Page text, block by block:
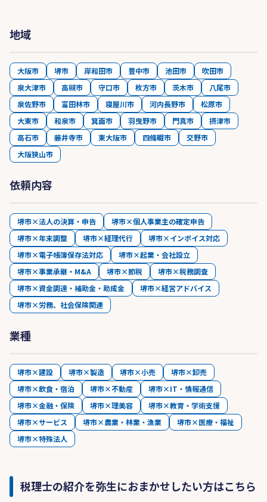
地域
大阪市 堺市 岸和田市 豊中市 池田市
吹田市
泉大津市
高槻市 守口市 枚方市 茨木市
八尾市
泉佐野市
富田林市 寝屋川市 河内長野市
松原市
大東市
和泉市 箕面市 羽曳野市 門真市
摂津市
高石市
藤井寺市 東大阪市 四條畷市
交野市
大阪狭山市
依頼内容
堺市×法人の決算・申告
堺市×個人事業主の確定申告
堺市×年末調整
堺市×経理代行
堺市×インボイス対応
堺市×電子帳簿保存法対応
堺市×起業・会社設立
堺市×事業承継・M&A
堺市×節税
堺市×税務調査
堺市×資金調達・補助金・助成金
堺市×経営アドバイス
堺市×労務、社会保険関連
業種
堺市×建設 堺市×製造 堺市×小売
堺市×卸売
堺市×飲食・宿泊
堺市×不動産
堺市×IT・情報通信
堺市×金融・保険
堺市×理美容
堺市×教育・学術支援
堺市×サービス
堺市×農業・林業・漁業
堺市×医療・福祉
堺市×特殊法人
税理士の紹介を弥生におまかせしたい方はこちら